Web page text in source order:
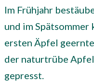
Im Frühjahr
und im Spätsommer
ersten Äpfel
der naturtrübe
gepresst.